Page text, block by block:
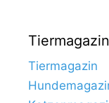
Tiermagazin